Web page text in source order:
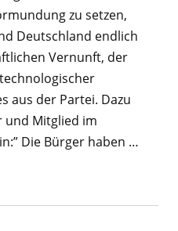
zu setzen,
Deutschland endlich
Vernunft, der
aus der Partei. Dazu
und Mitglied im
Die Bürger haben …